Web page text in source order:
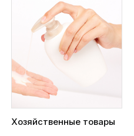
Хозяйственные товары